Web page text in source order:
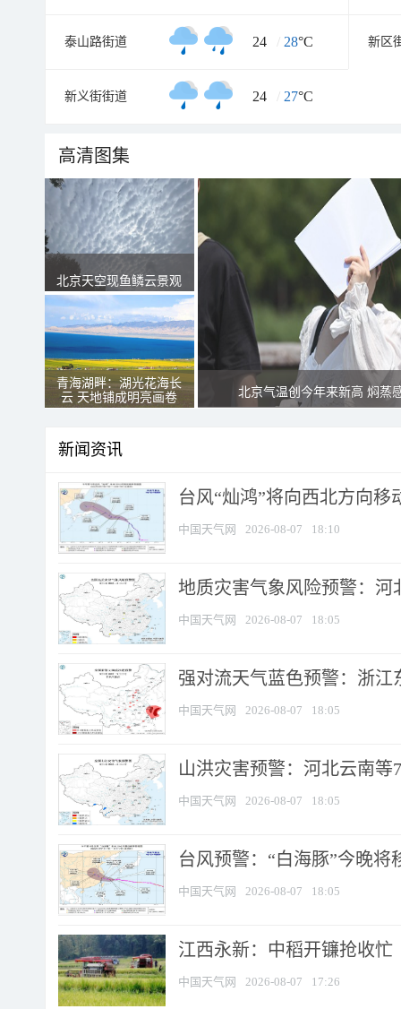
泰山路街道 24 / 28°C 新区
新义街街道 24 / 27°C
高清图集
北京天空现鱼鳞云景观
青海湖畔：湖光花海长
云 天地铺成明亮画卷
北京气温创今年来新高 焖蒸
新闻资讯
台风“灿鸿”将向西北方向移
中国天气网 2026-08-07 18:10
地质灾害气象风险预警：河
中国天气网 2026-08-07 18:05
强对流天气蓝色预警：浙江
中国天气网 2026-08-07 18:05
山洪灾害预警：河北云南
中国天气网 2026-08-07 18:05
台风预警：“白海豚”今晚将
中国天气网 2026-08-07 18:05
江西永新：中稻开镰抢收忙
中国天气网 2026-08-07 17:26